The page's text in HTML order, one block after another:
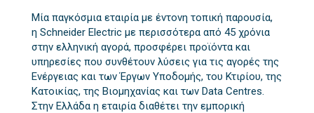
Μία παγκόσμια εταιρία με έντονη τοπική παρουσία,
η Schneider Electric με περισσότερα από 45 χρόνια
στην ελληνική αγορά, προσφέρει προϊόντα και
υπηρεσίες που συνθέτουν λύσεις για τις αγορές της
Ενέργειας και των Έργων Υποδομής, του Κτιρίου, της
Κατοικίας, της Βιομηχανίας και των Data Centres.
Στην Ελλάδα η εταιρία διαθέτει την εμπορική